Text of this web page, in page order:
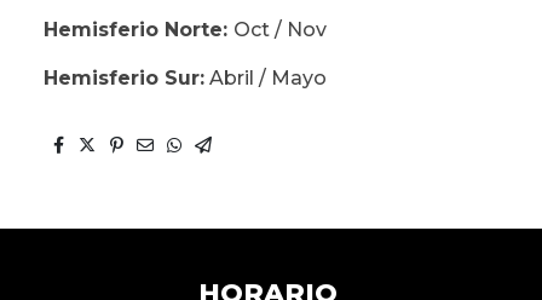
Hemisferio Norte: Oct / Nov
Hemisferio Sur: Abril / Mayo
HORARIO